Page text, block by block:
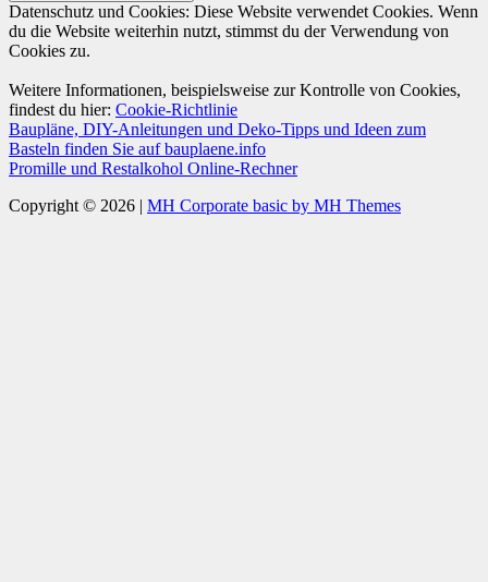
Datenschutz und Cookies: Diese Website verwendet Cookies. Wenn
du die Website weiterhin nutzt, stimmst du der Verwendung von
Cookies zu.
Weitere Informationen, beispielsweise zur Kontrolle von Cookies,
findest du hier: Cookie-Richtlinie
Baupläne, DIY-Anleitungen und Deko-Tipps und Ideen zum
Basteln finden Sie auf bauplaene.info
Promille und Restalkohol Online-Rechner
Copyright © 2026 | MH Corporate basic by MH Themes